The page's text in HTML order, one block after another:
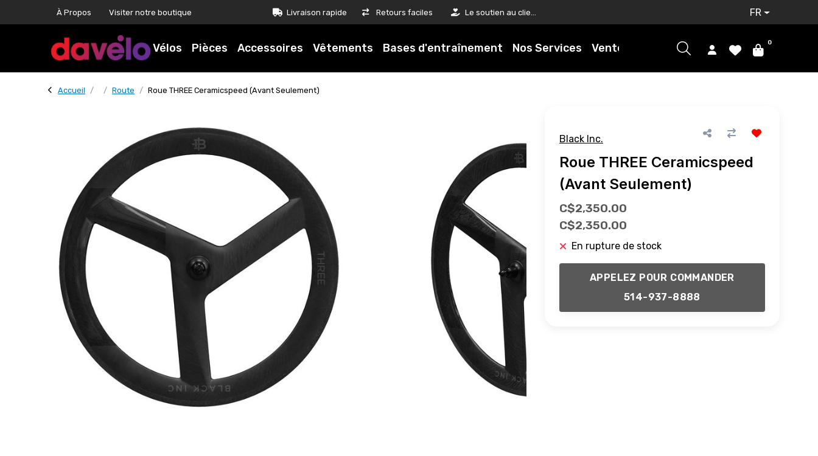
À Propos Visiter notre boutique Livraison rapide Retours faciles Le soutien au client est notre priorité FR
Vélos Pièces Accessoires Vêtements Bases d'entraînement Nos Services Ventes 0
Accueil Route Roue THREE Ceramicspeed (Avant Seulement)
Black Inc.
Roue THREE Ceramicspeed
(Avant Seulement)
C$2,350.00
C$2,350.00
En rupture de stock
APPELEZ POUR COMMANDER
514-937-8888